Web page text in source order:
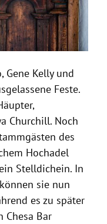
Gene Kelly und
Feste.
Churchill. Noch
des
Hochadel
Stelldichein. In
sie nun
es zu später
Chesa Bar